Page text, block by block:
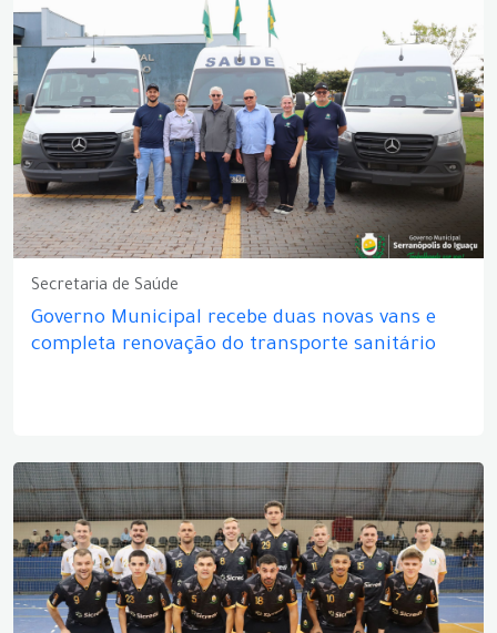
Secretaria de Saúde
Governo Municipal recebe duas novas vans e
completa renovação do transporte sanitário